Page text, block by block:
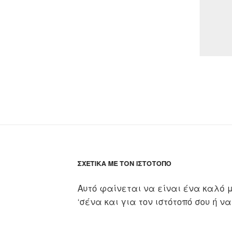
ΣΧΕΤΙΚΆ ΜΕ ΤΟΝ ΙΣΤΌΤΟΠΟ
Αυτό φαίνεται να είναι ένα καλό
‘σένα και για τον ιστότοπό σου ή